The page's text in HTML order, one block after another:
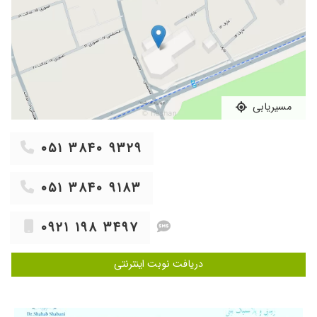
دکتر خوب بود و هدفش سلامتی بیمار هست نه
هزینه تراشی برای بیمار. منشی با اخلاق و منظم بود
۱۴۰۴/۰۷/۰۱
سلام برای حساسیت پسرم رفت با داروهای ایشون
درمان شد خیلی دکتر خوبی هستند
۱۴۰۴/۰۶/۲۵
بنظر من آقای دکتر باید وقت بیشتری برای بیماران
بگذارند و به حرفهای بیمار گوش بدهند
۱۴۰۳/۱۲/۱۱
دکتر صبوری هستن و واقعا وقت میزارم ۱۴۰۵/۰۵/۰۵
جای دیگه عمل بینی داشتم کل صورتم عفونت کرد
۱۴۰۵/۰۵/۰۱
فعلا جواب سی تی اسکن رو باید دکتر ببینند ۱۴۰۵/۰۴/۲۴
باسلام.جناب آقای دکترشهاب الدین شعبانی
متخصصی حاذق و باتجربه و بسیااااارر مهربان و
ویزیتشون هم نسبت به جاهای دیگه ای که ما رفته
۱۴۰۴/۰۶/۲۴
مسیریابی
۰۵۱ ۳۸۴۰ ۹۳۲۹
۰۵۱ ۳۸۴۰ ۹۱۸۳
۰۹۲۱ ۱۹۸ ۳۴۹۷
دریافت نوبت اینترنتی